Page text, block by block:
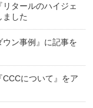
リタールのハイジェ
ました
ウン事例』に記事を
CCCについて』をア